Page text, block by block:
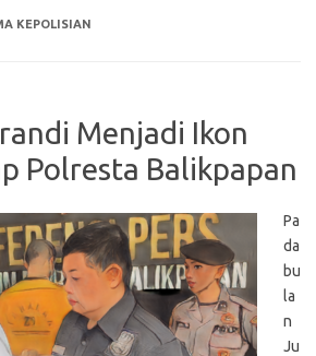
KEPOLISIAN
Menjadi Ikon
Polresta Balikpapan
Pa
da
bu
la
n
Ju